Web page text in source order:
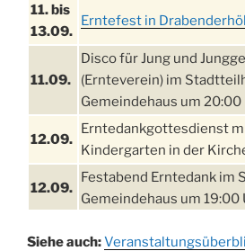
11. bis
13.09.
Erntefest in
11.09.
Disco für Jung und
(Ernteverein) im
Gemeindehaus um 20:00
12.09.
Erntedankgottesdienst
Kindergarten in der
12.09.
Festabend Erntedank im
Gemeindehaus um 19:00
13.09.
Stadtteilhaus um 14:00
Siehe auch: